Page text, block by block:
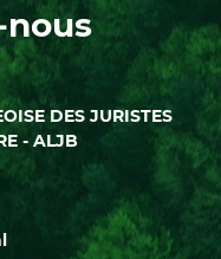
DES JURISTES
- ALJB